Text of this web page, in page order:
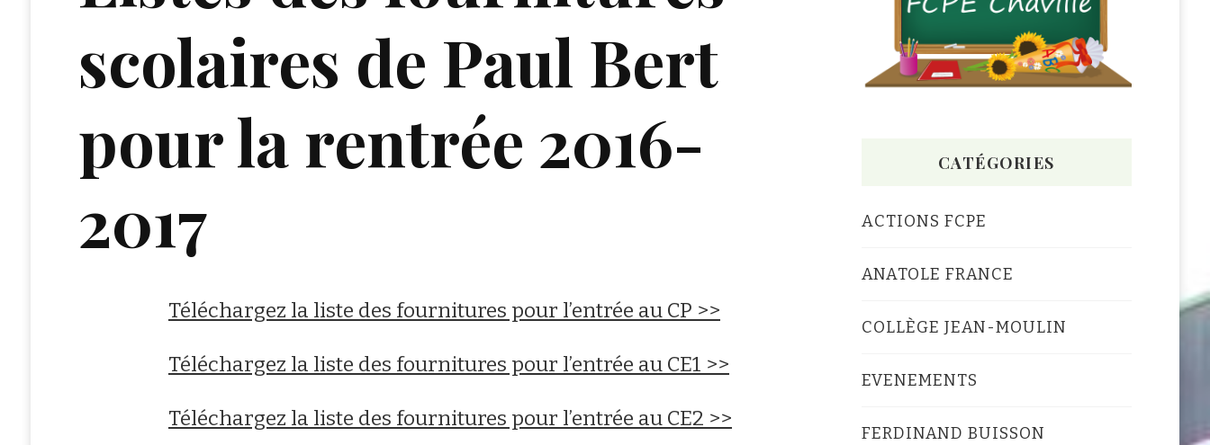
scolaires de Paul Bert
pour la rentrée 2016-
2017
Téléchargez la liste des fournitures pour l’entrée au CP >>
Téléchargez la liste des fournitures pour l’entrée au CE1 >>
Téléchargez la liste des fournitures pour l’entrée au CE2 >>
CATÉGORIES
ACTIONS FCPE
ANATOLE FRANCE
COLLÈGE JEAN-MOULIN
EVENEMENTS
FERDINAND BUISSON